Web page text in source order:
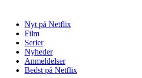
Nyt på Netflix
Film
Serier
Nyheder
Anmeldelser
Bedst på Netflix